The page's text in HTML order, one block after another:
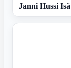
Janni Hussi